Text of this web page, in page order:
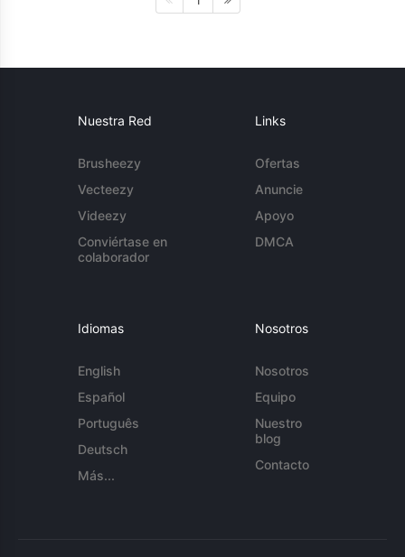
Nuestra Red
Brusheezy
Vecteezy
Videezy
Conviértase en
colaborador
Links
Ofertas
Anuncie
Apoyo
DMCA
Idiomas
English
Español
Português
Deutsch
Más...
Nosotros
Nosotros
Equipo
Nuestro
blog
Contacto